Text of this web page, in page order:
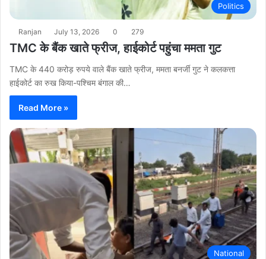
Politics
Ranjan July 13, 2026 0 279
TMC के बैंक खाते फ्रीज, हाईकोर्ट पहुंचा ममता गुट
TMC के 440 करोड़ रुपये वाले बैंक खाते फ्रीज, ममता बनर्जी गुट ने कलकत्ता
हाईकोर्ट का रुख किया-पश्चिम बंगाल की…
Read More »
National